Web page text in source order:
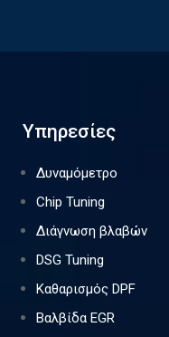
Υπηρεσίες
Δυναμόμετρο
Chip Tuning
Διάγνωση βλαβών
DSG Tuning
Καθαρισμός DPF
Βαλβίδα EGR